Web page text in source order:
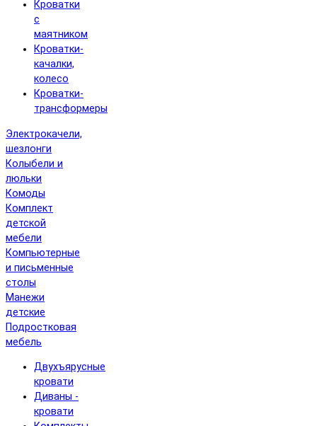
Кроватки
с
маятником
Кроватки-
качалки,
колесо
Кроватки-
трансформеры
Электрокачели,
шезлонги
Колыбели и
люльки
Комоды
Комплект
детской
мебели
Компьютерные
и письменные
столы
Манежи
детские
Подростковая
мебель
Двухъярусные
кровати
Диваны -
кровати